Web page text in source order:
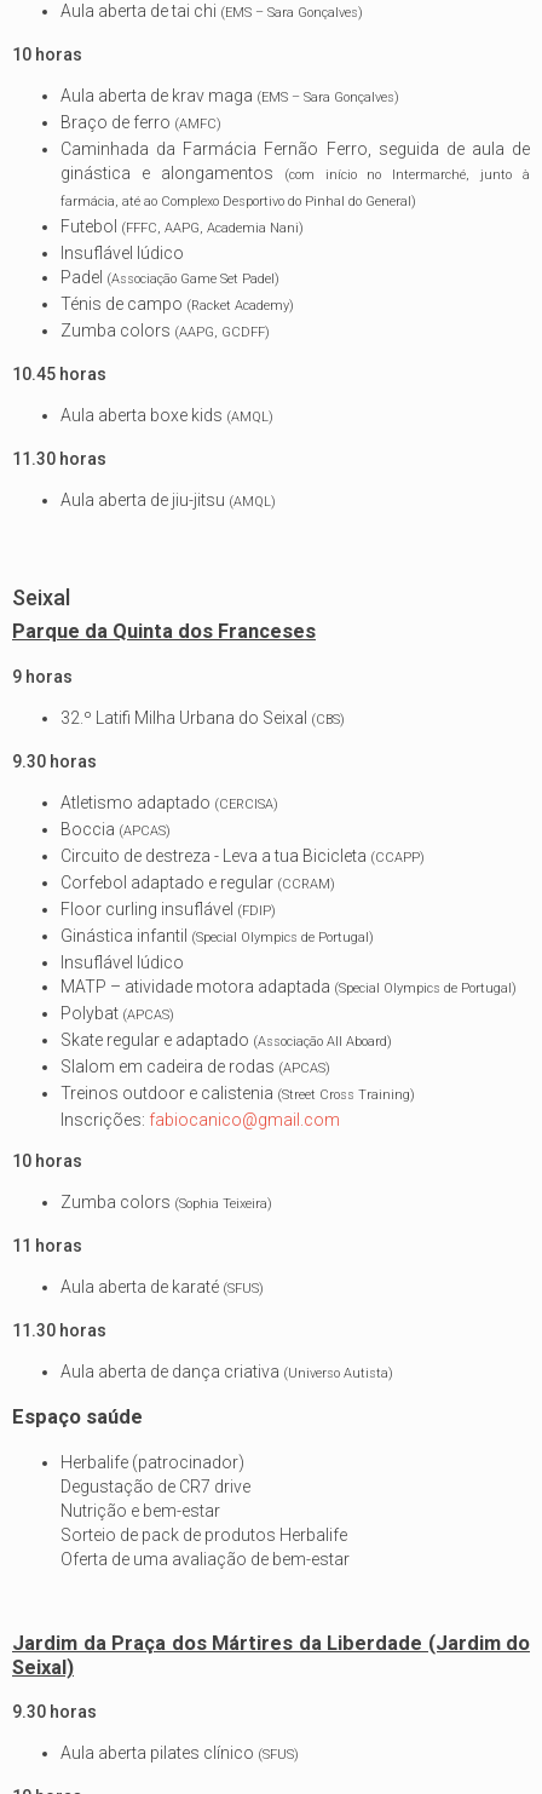
Aula aberta de tai chi (EMS – Sara Gonçalves)
10 horas
Aula aberta de krav maga (EMS – Sara Gonçalves)
Braço de ferro (AMFC)
Caminhada da Farmácia Fernão Ferro, seguida de aula de
ginástica e alongamentos
(com início no Intermarché, junto à
farmácia, até ao Complexo Desportivo do Pinhal do General)
Futebol (FFFC, AAPG, Academia Nani)
Insuflável lúdico
Padel (Associação Game Set Padel)
Ténis de campo (Racket Academy)
Zumba colors (AAPG, GCDFF)
10.45 horas
Aula aberta boxe kids (AMQL)
11.30 horas
Aula aberta de jiu-jitsu (AMQL)
Seixal
Parque da Quinta dos Franceses
9 horas
32.º Latifi Milha Urbana do Seixal (CBS)
9.30 horas
Atletismo adaptado (CERCISA)
Boccia (APCAS)
Circuito de destreza - Leva a tua Bicicleta (CCAPP)
Corfebol adaptado e regular (CCRAM)
Floor curling insuflável (FDIP)
Ginástica infantil (Special Olympics de Portugal)
Insuflável lúdico
MATP – atividade motora adaptada (Special Olympics de Portugal)
Polybat (APCAS)
Skate regular e adaptado (Associação All Aboard)
Slalom em cadeira de rodas (APCAS)
Treinos outdoor e calistenia (Street Cross Training)
Inscrições: fabiocanico@gmail.com
10 horas
Zumba colors (Sophia Teixeira)
11 horas
Aula aberta de karaté (SFUS)
11.30 horas
Aula aberta de dança criativa (Universo Autista)
Espaço saúde
Herbalife (patrocinador)
Degustação de CR7 drive
Nutrição e bem-estar
Sorteio de pack de produtos Herbalife
Oferta de uma avaliação de bem-estar
Jardim da Praça dos Mártires da Liberdade (Jardim do
Seixal)
9.30 horas
Aula aberta pilates clínico (SFUS)